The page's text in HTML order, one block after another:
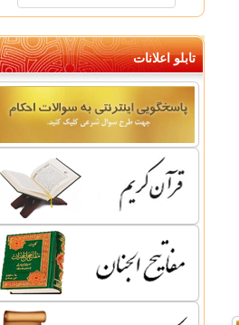
تابلو اعلانات